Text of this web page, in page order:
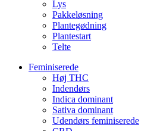
Lys
Pakkeløsning
Plantegødning
Plantestart
Telte
Feminiserede
Høj THC
Indendørs
Indica dominant
Sativa dominant
Udendørs feminiserede